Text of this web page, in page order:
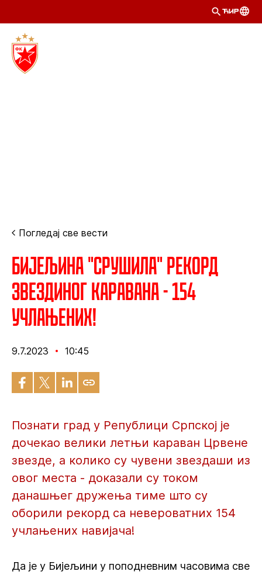
ЋИР
Погледај све вести
Бијељина "срушила" рекорд
Звездиног каравана - 154
учлањених!
9.7.2023 10:45
Познати град у Републици Српској је
дочекао велики летњи караван Црвене
звезде, а колико су чувени звездаши из
овог места - доказали су током
данашњег дружења тиме што су
оборили рекорд са невероватних 154
учлањених навијача!
Да је у Бијељини у поподневним часовима све